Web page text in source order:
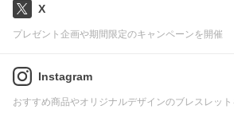
X
プレゼント企画や期間限定のキャンペーンを開催
Instagram
おすすめ商品やオリジナルデザインのブレスレット